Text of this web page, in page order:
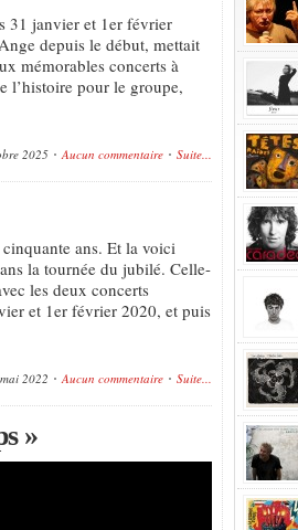
janvier et 1er février
depuis le début, mettait
mémorables concerts à
l’histoire pour le groupe,
2025 Aucun commentaire Suite...
ans. Et la voici
la tournée du jubilé. Celle-
les deux concerts
et 1er février 2020, et puis
2022 Aucun commentaire Suite...
»